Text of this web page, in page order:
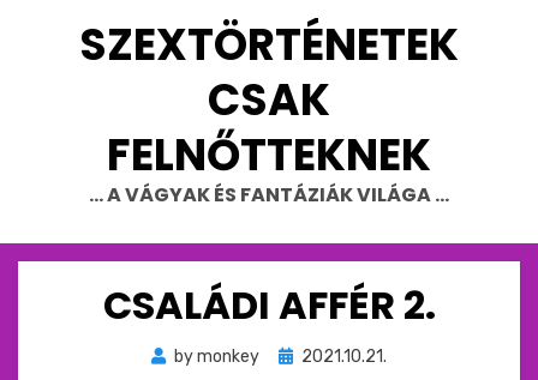
SZEXTÖRTÉNETEK
CSAK
FELNŐTTEKNEK
… A VÁGYAK ÉS FANTÁZIÁK VILÁGA …
CSALÁDI AFFÉR 2.
bymonkey
Beküldve
2021.10.21.